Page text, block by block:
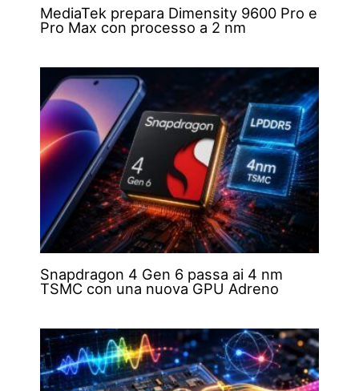
MediaTek prepara Dimensity 9600 Pro e
Pro Max con processo a 2 nm
Snapdragon 4 Gen 6 passa ai 4 nm
TSMC con una nuova GPU Adreno